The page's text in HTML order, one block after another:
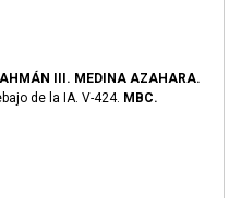
III. MEDINA AZAHARA.
de la IA. V-424. MBC.